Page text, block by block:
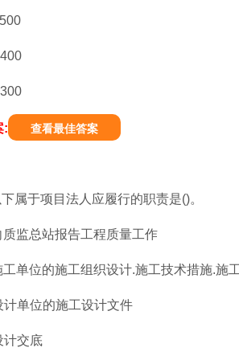
: 查看最佳答案
属于项目法人应履行的职责是()。
质监总站报告工程质量工作
工单位的施工组织设计.施工技术措施.施
计单位的施工设计文件
计交底